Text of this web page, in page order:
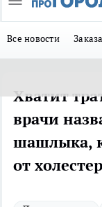
Все новости
Хватит
врачи
шашлыка,
от